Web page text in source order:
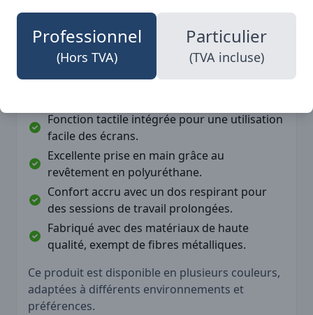
Professionnel
(Hors TVA)
Particulier
(TVA incluse)
Profitez de leur fonctionnalité avancée et de
leur finition lisse pour des travaux de précision.
Avantages
Protection contre les coupures de niveau F
Fonction tactile intégrée pour une utilisation
facile des écrans.
Excellente prise en main grâce au
revêtement en polyuréthane.
Confort accru avec un dos respirant pour
des sessions de travail prolongées.
Fabriqué avec des matériaux de haute
qualité, exempt de fibres métalliques.
Ce produit est disponible en plusieurs couleurs,
adaptées à différents environnements et
préférences.